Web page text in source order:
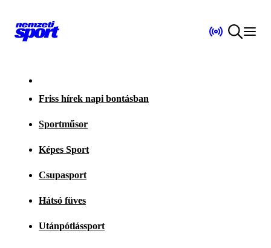
Friss hírek napi bontásban
Sportműsor
Képes Sport
Csupasport
Hátsó füves
Utánpótlássport